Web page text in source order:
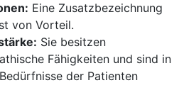
Eine Zusatzbezeichnung
von Vorteil.
Sie besitzen
Fähigkeiten und sind in
der Patienten